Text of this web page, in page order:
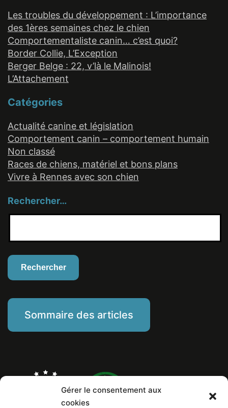
Gérer le consentement aux
cookies
Les troubles du développement : L’importance
des 1ères semaines chez le chien
Comportementaliste canin… c’est quoi?
Border Collie, L’Exception
Berger Belge : 22, v’là le Malinois!
L’Attachement
Catégories
Actualité canine et législation
Comportement canin – comportement humain
Non classé
Races de chiens, matériel et bons plans
Vivre à Rennes avec son chien
Rechercher…
Sommaire des articles